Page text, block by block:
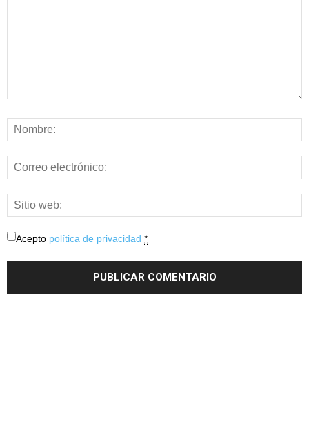
Acepto política de privacidad *